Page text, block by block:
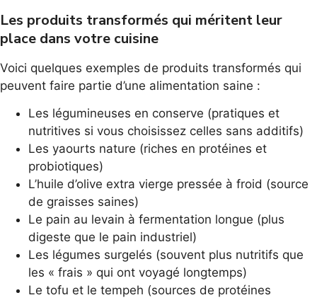
Les produits transformés qui méritent leur
place dans votre cuisine
Voici quelques exemples de produits transformés qui
peuvent faire partie d’une alimentation saine :
Les légumineuses en conserve (pratiques et
nutritives si vous choisissez celles sans additifs)
Les yaourts nature (riches en protéines et
probiotiques)
L’huile d’olive extra vierge pressée à froid (source
de graisses saines)
Le pain au levain à fermentation longue (plus
digeste que le pain industriel)
Les légumes surgelés (souvent plus nutritifs que
les « frais » qui ont voyagé longtemps)
Le tofu et le tempeh (sources de protéines